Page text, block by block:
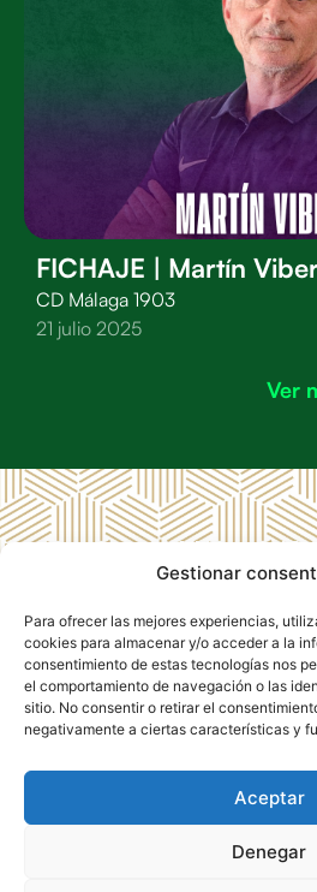
Gestionar
Para ofrecer las mejores experiencias,
cookies para almacenar y/o acceder a la
consentimiento de estas tecnologías nos
el comportamiento de navegación o las
sitio. No consentir o retirar el
negativamente a ciertas características y
Aceptar
Denegar
FICHAJE | Martín
CD Málaga 1903
21 julio 2025
Ver
Málaga
1903
Inicio
CD
Málaga
1903
Club de
Empresas